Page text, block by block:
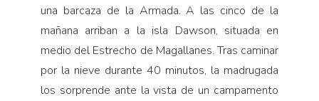
una barcaza de la Armada. A las cinco de la
mañana arriban a la isla Dawson, situada en
medio del Estrecho de Magallanes. Tras caminar
por la nieve durante 40 minutos, la madrugada
los sorprende ante la vista de un campamento